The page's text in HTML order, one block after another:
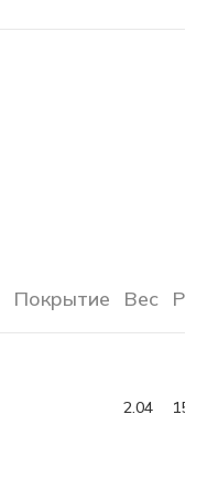
Покрытие Вес
2.04 15.5